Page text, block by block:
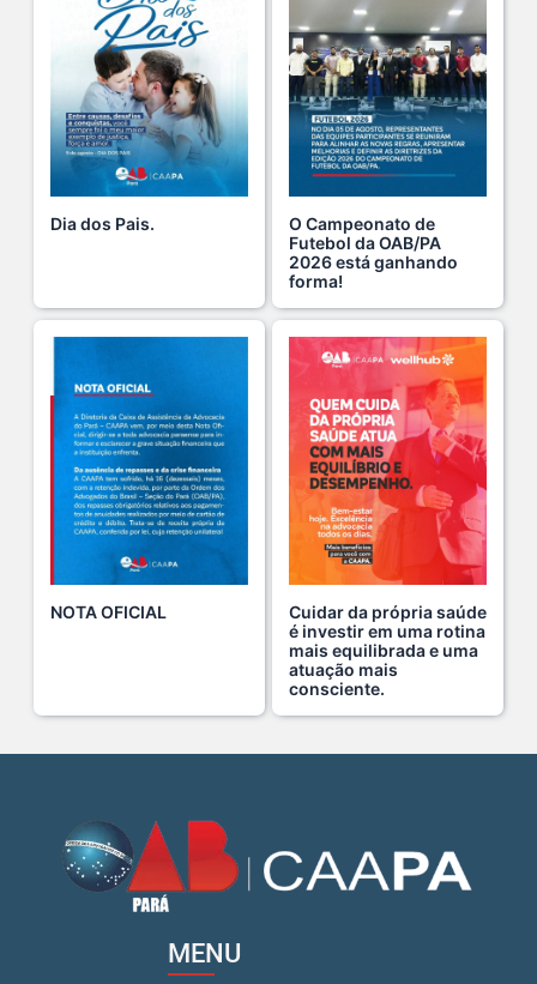
Cuidar da própria saúde é investir em uma rotin s...
7 De Agosto De 2026
A CAAPA oficializa a posse do Dr. Tiago Miranda So s...
6 De Agosto De 2026
Chegou o Verão Clube da Advocacia 2026!
Viajar pagando menos é simples — e agora faz pa s...
1 De Agosto De 2026
Domingo no Clube da Advocacia!
26 De Julho De 2026
Hoje é um dia especial para celebrar a vida de qu s...
22 De Julho De 2026
Fim de semana tem endereço certo: Clube da Advoca s...
Na manhã de ontem, 14/07, o diretor de saúde da s...
Dia dos Pais.
O Campeonato de
Futebol da OAB/PA
2026 está ganhando
forma!
NOTA OFICIAL
Cuidar da própria saúde
é investir em uma rotina
mais equilibrada e uma
atuação mais
consciente.
MENU